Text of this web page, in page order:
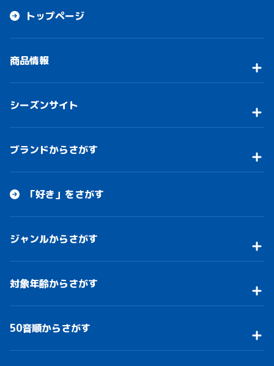
トップページ
商品情報
シーズンサイト
ブランドからさがす
「好き」をさがす
ジャンルからさがす
対象年齢からさがす
50音順からさがす